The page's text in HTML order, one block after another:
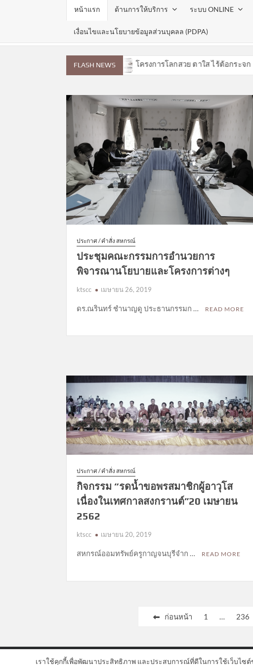
หน้าแรก ด้านการให้บริการ ระบบ ONLINE
เงื่อนไขและนโยบายข้อมูลส่วนบุคลล (PDPA)
FLASH NEWS
ะจำเดือนสิงหาคม 2569 โครงการโลกสวย ตาใส ไร้ต้อกระจก
ประกาศ / คำสั่ง สหกรณ์
ประชุมคณะกรรมการอำนวยการ
พิจารณานโยบายและโครงการต่างๆ
ktscc เมษายน 26, 2019
ดร.ณรินทร์ ชำนาญดู ประธานกรรมก … READ MORE
ประกาศ / คำสั่ง สหกรณ์
กิจกรรม “รดน้ำขอพรสมาชิกผู้อาวุโส
เนื่องในเทศกาลสงกรานต์”20 เมษายน
2562
ktscc เมษายน 20, 2019
สหกรณ์ออมทรัพย์ครูกาญจนบุรีจำก … READ MORE
ก่อนหน้า 1 236
เราใช้คุกกี้เพื่อพัฒนาประสิทธิภาพ และประสบการณ์ที่ดีในการใช้เว็บไซ